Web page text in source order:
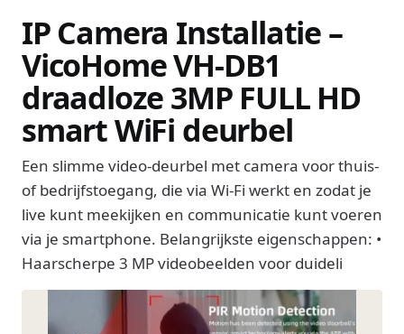
IP Camera Installatie –
VicoHome VH-DB1
draadloze 3MP FULL HD
smart WiFi deurbel
Een slimme video-deurbel met camera voor thuis-
of bedrijfstoegang, die via Wi-Fi werkt en zodat je
live kunt meekijken en communicatie kunt voeren
via je smartphone. Belangrijkste eigenschappen: •
Haarscherpe 3 MP videobeelden voor duideli